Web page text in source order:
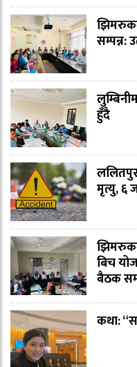
सम्पन्न:
हुँदै
मृत्यु, ६
बिच
बैठक
कथा: